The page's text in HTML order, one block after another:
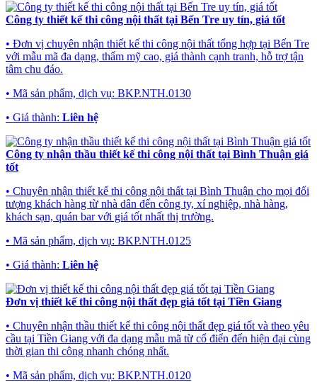
Công ty thiết kế thi công nội thất tại Bến Tre uy tín, giá tốt
• Đơn vị chuyên nhận thiết kế thi công nội thất tổng hợp tại Bến Tre
với mẫu mã đa dạng, thẩm mỹ cao, giá thành cạnh tranh, hỗ trợ tận
tâm chu đáo.
• Mã sản phẩm, dịch vụ: BKP.NTH.0130
• Giá thành: Liên hệ
Công ty nhận thầu thiết kế thi công nội thất tại Bình Thuận giá
tốt
• Chuyên nhận thiết kế thi công nội thất tại Bình Thuận cho mọi đối
tượng khách hàng từ nhà dân đến công ty, xí nghiệp, nhà hàng,
khách sạn, quán bar với giá tốt nhất thị trường.
• Mã sản phẩm, dịch vụ: BKP.NTH.0125
• Giá thành: Liên hệ
Đơn vị thiết kế thi công nội thất đẹp giá tốt tại Tiền Giang
• Chuyên nhận thầu thiết kế thi công nội thất đẹp giá tốt và theo yêu
cầu tại Tiền Giang với đa dạng mẫu mã từ cổ điển đến hiện đại cùng
thời gian thi công nhanh chóng nhất.
• Mã sản phẩm, dịch vụ: BKP.NTH.0120